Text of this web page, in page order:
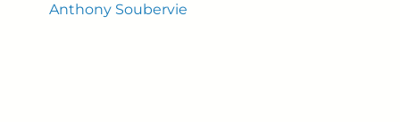
Anthony Soubervie